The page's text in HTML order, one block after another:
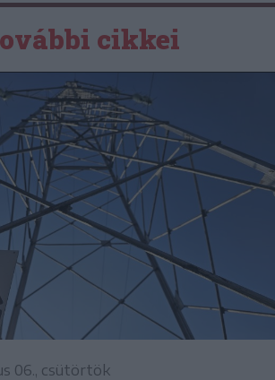
cikkei
06., csütörtök